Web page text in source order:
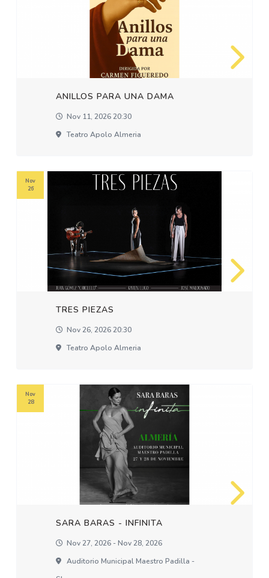
ANILLOS PARA UNA DAMA
Nov 11, 2026 20:30
Teatro Apolo Almeria
TRES PIEZAS
Nov 26, 2026 20:30
Teatro Apolo Almeria
Nov
26
SARA BARAS - INFINITA
Nov 27, 2026 - Nov 28, 2026
Auditorio Municipal Maestro Padilla -
Nov
28